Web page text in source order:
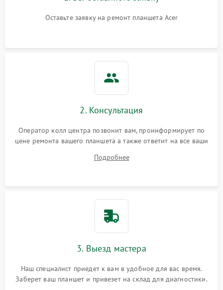
Режим работы
Питание и аккумулятор
Оставьте заявку на ремонт планшета Acer
2. Консультация
Оператор колл центра позвонит вам, проинформирует по
цене ремонта вашего планшета а также ответит на все ваши
Подробнее
3. Выезд мастера
Наш специалист приедет к вам в удобное для вас время.
Заберет ваш планшет и привезет на склад для диагностики.